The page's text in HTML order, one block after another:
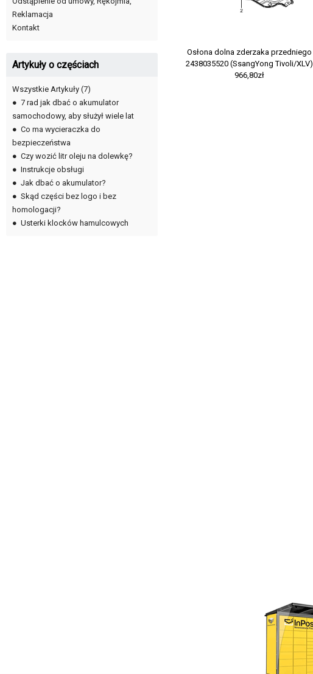
Osłona dolna zderzaka przedniego
2438035520 (SsangYong Tivoli/XLV)
966,80zł
Reklamacja
Kontakt
Artykuły o częściach
Wszystkie Artykuły (7)
● 7 rad jak dbać o akumulator
samochodowy, aby służył wiele lat
● Co ma wycieraczka do
bezpieczeństwa
● Czy wozić litr oleju na dolewkę?
● Instrukcje obsługi
● Jak dbać o akumulator?
● Skąd części bez logo i bez
homologacji?
● Usterki klocków hamulcowych